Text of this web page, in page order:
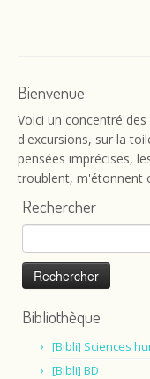
Bienvenue
Voici un concentré
d'excursions, sur la
pensées imprécises,
troublent, m'étonnent
Rechercher
Rechercher :
Bibliothèque
[Bibli] Sciences
[Bibli] BD